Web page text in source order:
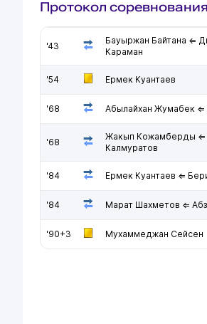
Протокол соревнования
'43
Бауыржан Байтана ⇐
Караман
'54 Ермек Куантаев
'68 Абылайхан Жумабек
'68
Жакып Кожамберды ⇐
Калмуратов
'84 Ермек Куантаев ⇐
'84 Марат Шахметов ⇐
'90+3 Мухаммеджан Сейсен